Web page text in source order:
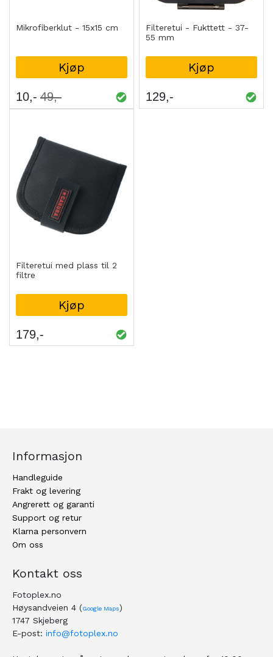
Mikrofiberklut - 15x15 cm
Kjøp
10 49
Filteretui - Fukttett - 37-
55 mm
Kjøp
129
Filteretui med plass til 2
filtre
Kjøp
179
Informasjon
Handleguide
Frakt og levering
Angrerett og garanti
Support og retur
Klarna personvern
Om oss
Kontakt oss
Fotoplex.no
Høysandveien 4 (Google Maps)
1747 Skjeberg
E-post: info@fotoplex.no